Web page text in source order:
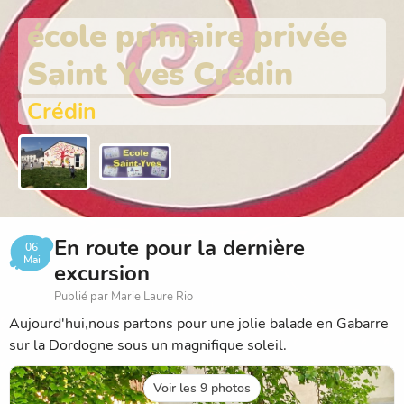
école primaire privée
Saint Yves Crédin
Crédin
06
Mai
En route pour la dernière
excursion
Publié par Marie Laure Rio
Aujourd'hui,nous partons pour une jolie balade en Gabarre
sur la Dordogne sous un magnifique soleil.
Voir les 9 photos